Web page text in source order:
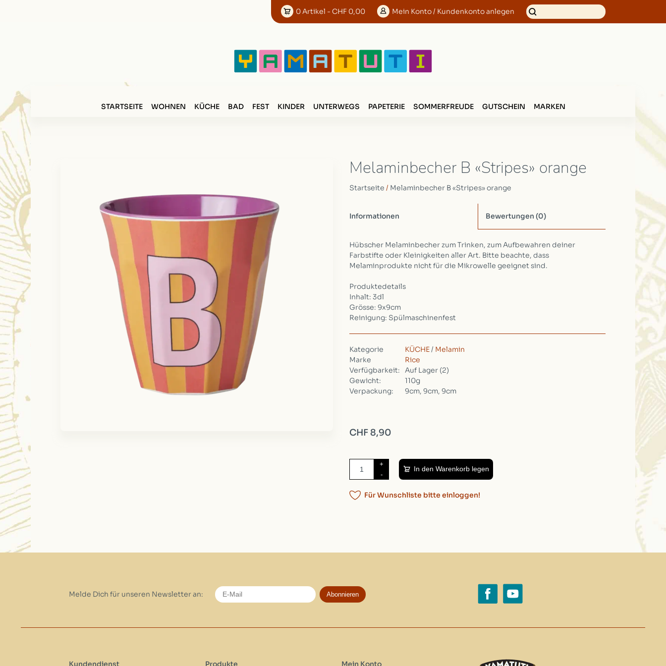
0Artikel - CHF 0,00 Mein Konto/ Kundenkonto anlegen
STARTSEITE WOHNEN KÜCHE BAD FEST KINDER UNTERWEGS PAPETERIE SOMMERFREUDE GUTSCHEIN MARKEN
Melaminbecher B «Stripes» orange
Startseite / Melaminbecher B «Stripes» orange
Informationen Bewertungen (0)
Hübscher Melaminbecher zum Trinken, zum Aufbewahren deiner
Farbstifte oder Kleinigkeiten aller Art. Bitte beachte, dass
Melaminprodukte nicht für die Mikrowelle geeignet sind.
Produktedetails
Inhalt: 3dl
Grösse: 9x9cm
Reinigung: Spülmaschinenfest
Kategorie KÜCHE / Melamin
Marke
Rice
Verfügbarkeit:
Auf Lager (2)
Gewicht:
110g
Verpackung:
9cm, 9cm, 9cm
CHF 8,90
+
-
In den Warenkorb legen
Für Wunschliste bitte einloggen!
Melde Dich für unseren Newsletter an: Abonnieren
Kundendienst Produkte Mein Konto